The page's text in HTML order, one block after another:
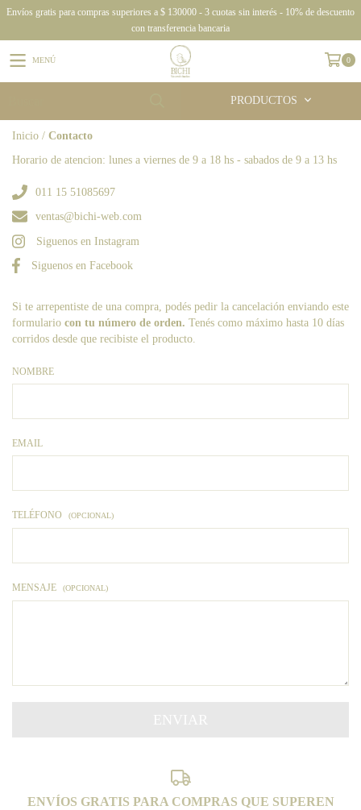
Envíos gratis para compras superiores a $ 130000 - 3 cuotas sin interés - 10% de descuento
con transferencia bancaria
MENÚ 0
PRODUCTOS
Inicio / Contacto
Horario de atencion: lunes a viernes de 9 a 18 hs - sabados de 9 a 13 hs
011 15 51085697
ventas@bichi-web.com
Siguenos en Instagram
Siguenos en Facebook
Si te arrepentiste de una compra, podés pedir la cancelación enviando este
formulario con tu número de orden. Tenés como máximo hasta 10 días
corridos desde que recibiste el producto.
NOMBRE
EMAIL
TELÉFONO (OPCIONAL)
MENSAJE (OPCIONAL)
ENVÍOS GRATIS PARA COMPRAS QUE SUPEREN